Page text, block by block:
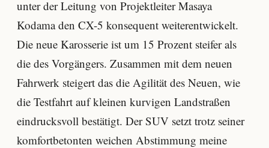
unter der Leitung von Projektleiter Masaya
Kodama den CX-5 konsequent weiterentwickelt.
Die neue Karosserie ist um 15 Prozent steifer als
die des Vorgängers. Zusammen mit dem neuen
Fahrwerk steigert das die Agilität des Neuen, wie
die Testfahrt auf kleinen kurvigen Landstraßen
eindrucksvoll bestätigt. Der SUV setzt trotz seiner
komfortbetonten weichen Abstimmung meine